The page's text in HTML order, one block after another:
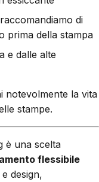
di
prima della stampa
e dalle alte
notevolmente la vita
stampe.
è una scelta
flessibile
design,